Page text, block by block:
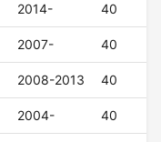
2014- 40
2007- 40
2008-2013 40
2004- 40